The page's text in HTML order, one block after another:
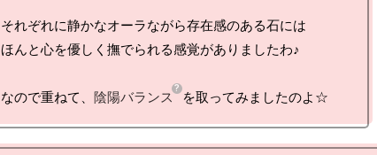
それぞれに静かなオーラながら存在感のある石には
ほんと心を優しく撫でられる感覚がありましたわ♪
なので重ねて、 陰陽バランス